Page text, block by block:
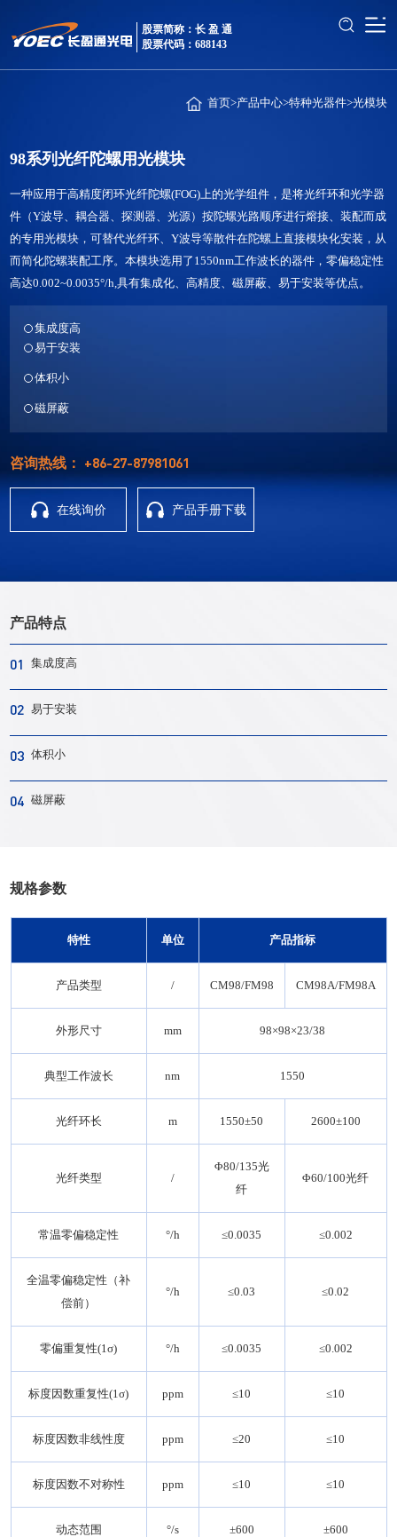
股票简称：长 盈 通
股票代码：688143
首页>产品中心>特种光器件>光模块
98系列光纤陀螺用光模块
一种应用于高精度闭环光纤陀螺(FOG)上的光学组件，是将光纤环和光学器
件（Y波导、耦合器、探测器、光源）按陀螺光路顺序进行熔接、装配而成
的专用光模块，可替代光纤环、Y波导等散件在陀螺上直接模块化安装，从
而简化陀螺装配工序。本模块选用了1550nm工作波长的器件，零偏稳定性
高达0.002~0.0035°/h,具有集成化、高精度、磁屏蔽、易于安装等优点。
集成度高
易于安装
体积小
磁屏蔽
咨询热线： +86-27-87981061
在线询价 产品手册下载
产品特点
01 集成度高
02 易于安装
03 体积小
04 磁屏蔽
规格参数
特性 单位 产品指标
产品类型 / CM98/FM98 CM98A/FM98A
外形尺寸 mm 98×98×23/38
典型工作波长 nm 1550
光纤环长 m 1550±50 2600±100
光纤类型 /
Φ80/135光
纤
Φ60/100光纤
常温零偏稳定性 °/h ≤0.0035 ≤0.002
全温零偏稳定性（补
偿前）
°/h ≤0.03 ≤0.02
零偏重复性(1σ) °/h ≤0.0035 ≤0.002
标度因数重复性(1σ) ppm ≤10 ≤10
标度因数非线性度 ppm ≤20 ≤10
标度因数不对称性 ppm ≤10 ≤10
动态范围 °/s ±600 ±600